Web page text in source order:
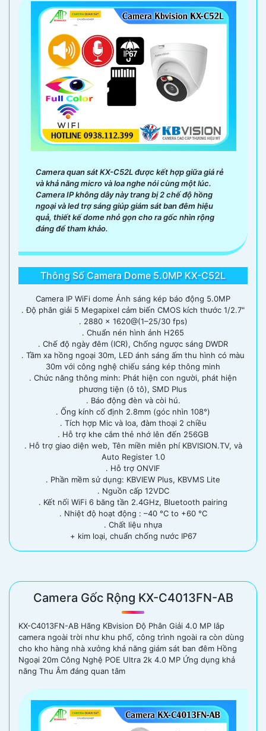
Camera quan sát KX-C52L được kết hợp giữa giá rẻ
và khả năng micro và loa nghe nói cùng một lúc.
Camera IP không dây này trang bị 2 chế độ hồng
ngoại và led trợ sáng giúp giám sát ban đêm hiệu
quả, thiết kế dome nhỏ gọn cho ra gốc nhìn rộng
đáng để tham khảo.
Thông Số Camera Dome 5.0MP KX-C52L
Camera IP WiFi dome Ánh sáng kép báo động 5.0MP
. Độ phân giải 5 Megapixel cảm biến CMOS kích thước 1/2.7"
. 2880 × 1620@(1–25/30 fps)
. Chuẩn nén hình ảnh H265
. Chế độ ngày đêm (ICR), Chống ngược sáng DWDR
. Tầm xa hồng ngoại 30m, LED ánh sáng ấm thu hình có màu
30m với công nghệ chiếu sáng kép thông minh
. Chức năng thông minh: Phát hiện con người, phát hiện
phương tiện (ô tô), SMD Plus
. Báo động đèn và còi hú.
. Ống kính cố định 2.8mm (góc nhìn 108°)
. Tích hợp Mic và loa, đàm thoại 2 chiều
. Hỗ trợ khe cắm thẻ nhớ lên đến 256GB
. Hỗ trợ giao diện web, Tên miền miễn phí KBVISION.TV, và
Auto Register 1.0
. Hỗ trợ ONVIF
. Phần mềm sử dụng: KBVIEW Plus, KBVMS Lite
. Nguồn cấp 12VDC
. Kết nối WiFi 6 băng tần 2.4GHz, Bluetooth pairing
. Nhiệt độ hoạt động : –40 °C to +60 °C
. Chất liệu nhựa
+ kim loại, chuẩn chống nước IP67
Camera Gốc Rộng KX-C4013FN-AB
KX-C4013FN-AB Hãng KBvision Độ Phân Giải 4.0 MP lắp
camera ngoài trời như khu phố, công trình ngoài ra còn dùng
cho kho hàng nhà xưởng khả năng giám sát ban đêm Hồng
Ngoại 20m Công Nghệ POE Ultra 2k 4.0 MP Ứng dụng khả
năng Thu Âm đáng quan tâm